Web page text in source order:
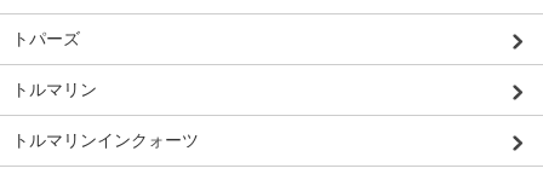
トパーズ
トルマリン
トルマリンインクォーツ